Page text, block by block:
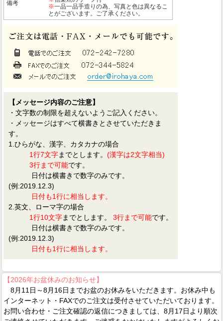
備考
※一品一品手造りの為、写真と色は異なるこ
とがございます。ご了承ください。
【メッセージ内容のご注意】
・文字数の制限を超えないようご記入ください。
・メッセージはすべて横書きとさせていただきま
す。
1.ひらがな、漢字、カタカナの場合
1行7文字までとします。 (漢字は2文字相当)
3行まで可能です。
日付は横書きで数字のみです。
(例:2019.12.3)
日付も1行に相当します。
2.英文、ローマ字の場合
1行10文字までとします。 3行まで可能です。
日付は横書きで数字のみです。
(例:2019.12.3)
日付も1行に相当します。
【2026年お盆休みのお知らせ】
8月11日～8月16日までお盆のお休みをいただきます。お休み中も
インターネット・FAXでのご注文は受付させていただいております。
お問い合わせ・ご注文確認の返信につきましては、8月17日より順次